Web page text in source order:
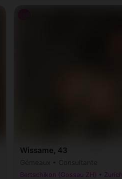
Wissame, 43
Bertschikon (Gossau ZH) • Zurich